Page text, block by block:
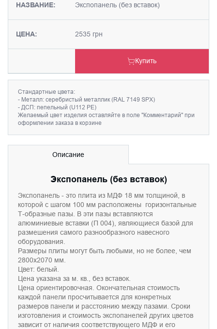
НАЗВАНИЕ:
ЦЕНА:
Экспопанель (без вставок)
2535 грн
Купить
Стандартные цвета:
- Металл: серебристый металлик (RAL 7149 SPX)
- ДСП: пепельный (U112 PE)
Желаемый цвет изделия оставляйте в поле "Комментарий" при
оформлении заказа в корзине
Описание
Экспопанель (без вставок)
Экспопанель - это плита из МДФ 18 мм толщиной , в
которой с шагом 100 мм расположены горизонтальные
Т-образные пазы . В эти пазы вставляются
алюминиевые вставки (П 004), являющиеся базой для
размешения самого разнообразного навесного
оборудования
Размеры плиты могут быть любыми но не более, чем
2800х2070 мм.
Цвет: белый.
Цена указана за м. кв., без вставок.
Цена ориентировочная . Окончательная стоимость
каждой панели просчитывается для конкретных
размеров панели и расстоянию между пазами Сроки
изготовления и стоимость экспопанелей других цветов
зависит от наличия соответствующего МДФ и его